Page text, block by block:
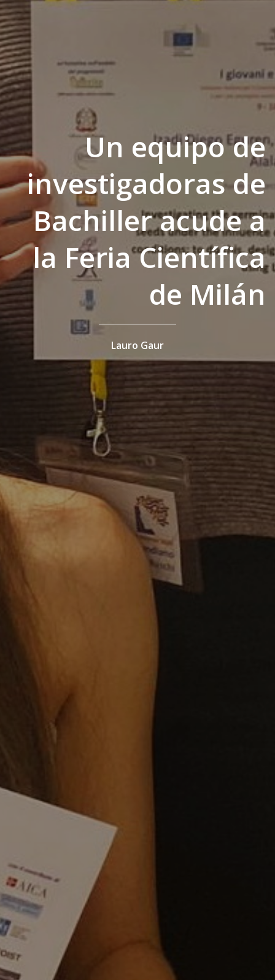
Un equipo de
investigadoras de
Bachiller acude a
la Feria Científica
de Milán
Lauro Gaur